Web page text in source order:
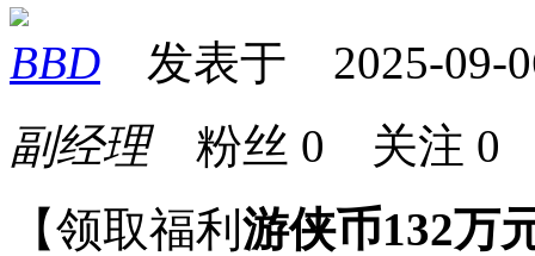
BBD 发表于 2025-09-
副经理粉丝 0 关注 0
【领取福利 游侠币132万